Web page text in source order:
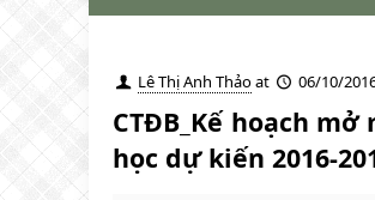
Lê Thị Anh Thảoat 06/10/
CTĐB_Kế hoạch mở
học dự kiến 2016-